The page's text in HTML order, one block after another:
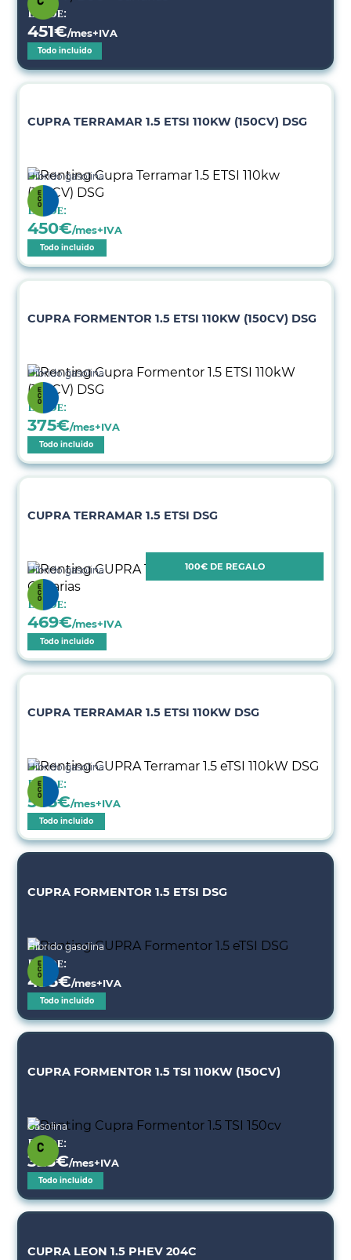
Desde:
451€/mes+IVA
Todo incluido
CUPRA TERRAMAR 1.5 ETSI 110KW (150CV) DSG
Híbrido gasolina
Desde:
450€/mes+IVA
Todo incluido
CUPRA FORMENTOR 1.5 ETSI 110KW (150CV) DSG
Híbrido gasolina
Desde:
375€/mes+IVA
Todo incluido
CUPRA TERRAMAR 1.5 ETSI DSG
Híbrido gasolina 100€ DE REGALO
Desde:
469€/mes+IVA
Todo incluido
CUPRA TERRAMAR 1.5 ETSI 110KW DSG
Híbrido gasolina
Desde:
505€/mes+IVA
Todo incluido
CUPRA FORMENTOR 1.5 ETSI DSG
Híbrido gasolina
Desde:
495€/mes+IVA
Todo incluido
CUPRA FORMENTOR 1.5 TSI 110KW (150CV)
Gasolina
Desde:
323€/mes+IVA
Todo incluido
CUPRA LEON 1.5 PHEV 204C